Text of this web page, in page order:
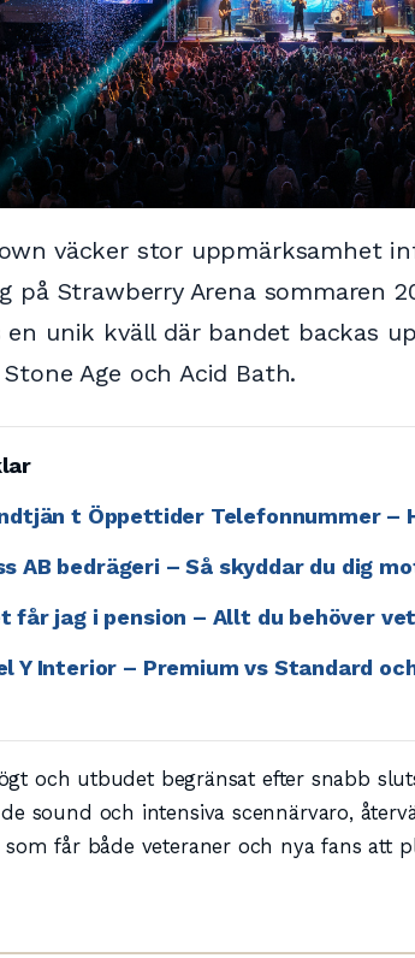
väcker stor uppmärksamhet
på Strawberry Arena sommaren
unik kväll där bandet backas
Age och Acid Bath.
t Öppettider Telefonnummer –
AB bedrägeri – Så skyddar du dig
får jag i pension – Allt du behöver
Y Interior – Premium vs Standard
och utbudet begränsat efter snabb
sound och intensiva scennärvaro,
får både veteraner och nya fans att